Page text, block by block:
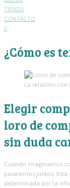
TIENDA
CONTACTO
0
¿Cómo es
La relación con
Elegir
loro de
sin duda
Cuando imaginamos
pasaremos juntos.
determinada por la